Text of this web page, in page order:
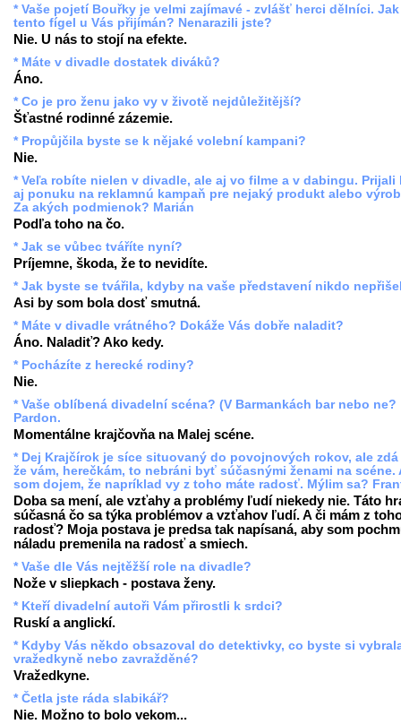
* Vaše pojetí Bouřky je velmi zajímavé - zvlášť herci dělníci.
tento fígel u Vás přijímán? Nenarazili jste?
Nie. U nás to stojí na efekte.
* Máte v divadle dostatek diváků?
Áno.
* Co je pro ženu jako vy v životě nejdůležitější?
Šťastné rodinné zázemie.
* Propůjčila byste se k nějaké volební kampani?
Nie.
* Veľa robíte nielen v divadle, ale aj vo filme a v dabingu. Prijali
aj ponuku na reklamnú kampaň pre nejaký produkt alebo
Za akých podmienok? Marián
Podľa toho na čo.
* Jak se vůbec tváříte nyní?
Príjemne, škoda, že to nevidíte.
* Jak byste se tvářila, kdyby na vaše představení nikdo
Asi by som bola dosť smutná.
* Máte v divadle vrátného? Dokáže Vás dobře naladit?
Áno. Naladiť? Ako kedy.
* Pocházíte z herecké rodiny?
Nie.
* Vaše oblíbená divadelní scéna? (V Barmankách bar nebo ne?
Pardon.
Momentálne krajčovňa na Malej scéne.
* Dej Krajčírok je síce situovaný do povojnových rokov, ale zdá
že vám, herečkám, to nebráni byť súčasnými ženami na scéne.
som dojem, že napríklad vy z toho máte radosť. Mýlim sa?
Doba sa mení, ale vzťahy a problémy ľudí niekedy nie. Táto
súčasná čo sa týka problémov a vzťahov ľudí. A či mám z
radosť? Moja postava je predsa tak napísaná, aby som
náladu premenila na radosť a smiech.
* Vaše dle Vás nejtěžší role na divadle?
Nože v sliepkach - postava ženy.
* Kteří divadelní autoři Vám přirostli k srdci?
Ruskí a anglickí.
* Kdyby Vás někdo obsazoval do detektivky, co byste si
vražedkyně nebo zavražděné?
Vražedkyne.
* Četla jste ráda slabikář?
Nie. Možno to bolo vekom...